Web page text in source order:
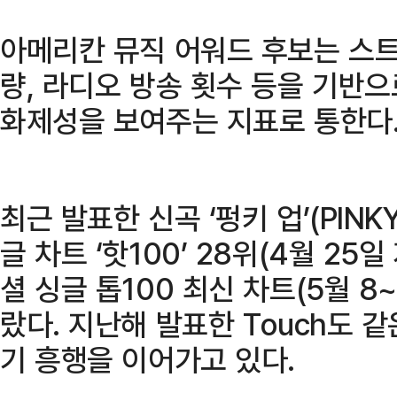
아메리칸 뮤직 어워드 후보는 스
량, 라디오 방송 횟수 등을 기반
화제성을 보여주는 지표로 통한
최근 발표한 신곡 ‘펑키 업
글 차트 ‘핫100’ 28위(4월 25일
셜 싱글 톱100 최신 차트(5월
랐다. 지난해 발표한 Touch도
기 흥행을 이어가고 있다.